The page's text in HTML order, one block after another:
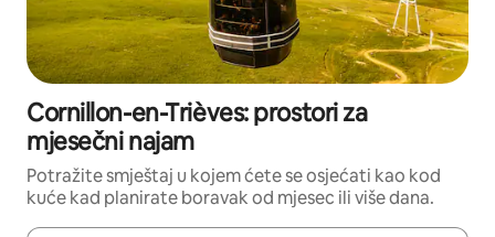
Cornillon-en-Trièves: prostori za
mjesečni najam
Potražite smještaj u kojem ćete se osjećati kao kod
kuće kad planirate boravak od mjesec ili više dana.